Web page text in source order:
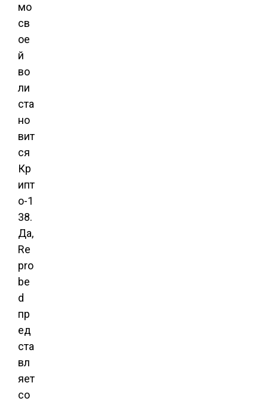
мо
св
ое
й
во
ли
ста
но
вит
ся
Кр
ипт
о-1
38.
Да,
Re
pro
be
d
пр
ед
ста
вл
яет
со